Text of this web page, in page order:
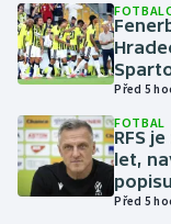
Jezdectví
Judo
Krasobruslení
Lezení
Před 5
FOTBAL
RFS
let,
Před 5